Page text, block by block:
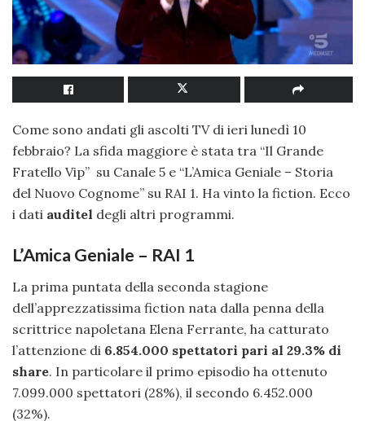
Come sono andati gli ascolti TV di ieri lunedì 10
febbraio? La sfida maggiore è stata tra “Il Grande
Fratello Vip” su Canale 5 e “L’Amica Geniale – Storia
del Nuovo Cognome” su RAI 1. Ha vinto la fiction. Ecco
i dati auditel degli altri programmi.
L’Amica Geniale – RAI 1
La prima puntata della seconda stagione
dell’apprezzatissima fiction nata dalla penna della
scrittrice napoletana Elena Ferrante, ha catturato
l’attenzione di 6.854.000 spettatori pari al 29.3% di
share. In particolare il primo episodio ha ottenuto
7.099.000 spettatori (28%), il secondo 6.452.000
(32%).